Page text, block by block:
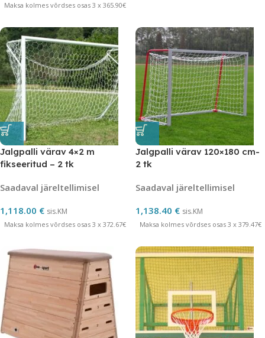
Maksa kolmes võrdses osas 3 x 365.90€
Jalgpalli värav 4×2 m
fikseeritud – 2 tk
Saadaval järeltellimisel
1,118.00 € sis.KM
Maksa kolmes võrdses osas 3 x 372.67€
Jalgpalli värav 120×180 cm-
2 tk
Saadaval järeltellimisel
1,138.40 € sis.KM
Maksa kolmes võrdses osas 3 x 379.47€